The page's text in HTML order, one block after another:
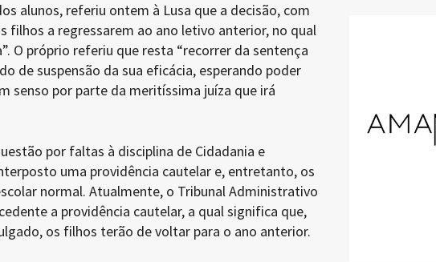
alunos, referiu ontem à Lusa que a decisão, com
filhos a regressarem ao ano letivo anterior, no qual
O próprio referiu que resta “recorrer da sentença
de suspensão da sua eficácia, esperando poder
senso por parte da meritíssima juíza que irá
por faltas à disciplina de Cidadania e
uma providência cautelar e, entretanto, os
normal. Atualmente, o Tribunal Administrativo
a providência cautelar, a qual significa que,
os filhos terão de voltar para o ano anterior.